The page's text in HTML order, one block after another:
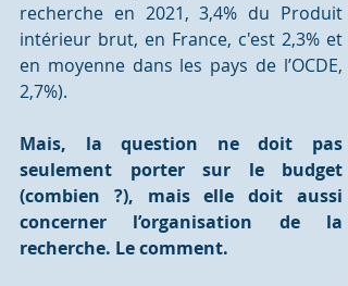
recherche en 2021, 3,4% du Produit
intérieur brut, en France, c'est 2,3% et
en moyenne dans les pays de l’OCDE,
2,7%).
Mais, la question ne doit pas
seulement porter sur le budget
(combien ?), mais elle doit aussi
concerner l’organisation de la
recherche. Le comment.